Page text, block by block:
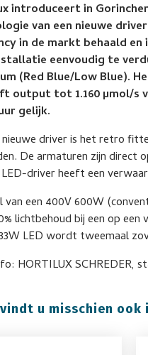
introduceert in
van een nieuwe
in de markt behaald
eenvoudig te
(Red Blue/Low Blue).
output tot 1.160 µmol/s
gelijk.
driver is het retro
De armaturen zijn direct
driver heeft een
van een 400V 600W
lichtbehoud bij een op
LED wordt tweemaal
HORTILUX SCHREDER,
u misschien ook